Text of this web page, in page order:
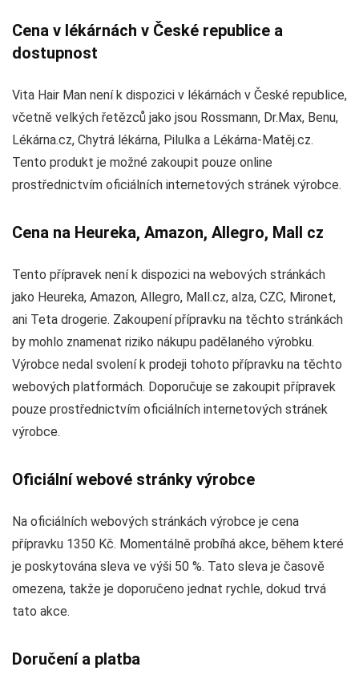
Cena v lékárnách v České republice a
dostupnost
Vita Hair Man není k dispozici v lékárnách v České republice,
včetně velkých řetězců jako jsou Rossmann, Dr.Max, Benu,
Lékárna.cz, Chytrá lékárna, Pilulka a Lékárna-Matěj.cz.
Tento produkt je možné zakoupit pouze online
prostřednictvím oficiálních internetových stránek výrobce.
Cena na Heureka, Amazon, Allegro, Mall cz
Tento přípravek není k dispozici na webových stránkách
jako Heureka, Amazon, Allegro, Mall.cz, alza, CZC, Mironet,
ani Teta drogerie. Zakoupení přípravku na těchto stránkách
by mohlo znamenat riziko nákupu padělaného výrobku.
Výrobce nedal svolení k prodeji tohoto přípravku na těchto
webových platformách. Doporučuje se zakoupit přípravek
pouze prostřednictvím oficiálních internetových stránek
výrobce.
Oficiální webové stránky výrobce
Na oficiálních webových stránkách výrobce je cena
přípravku 1350 Kč. Momentálně probíhá akce, během které
je poskytována sleva ve výši 50 %. Tato sleva je časově
omezena, takže je doporučeno jednat rychle, dokud trvá
tato akce.
Doručení a platba